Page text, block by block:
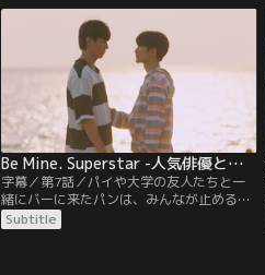
ドラマの撮影中、友人で悪役を演じている
タイトルを誤って殴ってしまう。タイトル
のマネージャーのプリアウは激怒してしま
Be Mine. Superstar -人気俳優と犬系スタッフ君- 第07話／字幕
字幕／第7話／パイや大学の友人たちと一
緒にバーに来たパンは、みんなが止めるの
も聞かずに飲みすぎて、酔って寝てしま
う。誰のせいでパンが荒れてるのか、友人
Subtitle